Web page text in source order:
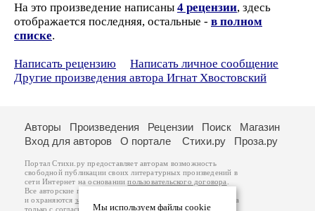
На это произведение написаны 4 рецензии, здесь
отображается последняя, остальные - в полном
списке.
Написать рецензию
Написать личное сообщение
Другие произведения автора Игнат Хвостовский
Мы используем файлы cookie
Авторы Произведения Рецензии Поиск
Магазин
Вход для авторов
О портале Стихи.ру Проза.ру
Портал Стихи.ру предоставляет авторам возможность
свободной публикации своих литературных произведений в
сети Интернет на основаниипользовательского договора
Все авторские права на произведения принадлежат авторам
и охраняются законом
. Перепечатка произведений возможна
только с согласия его автора, к которому вы можете